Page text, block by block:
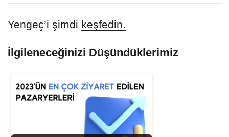
Yengeç’i şimdi keşfedin.
İlgileneceğinizi Düşündüklerimiz